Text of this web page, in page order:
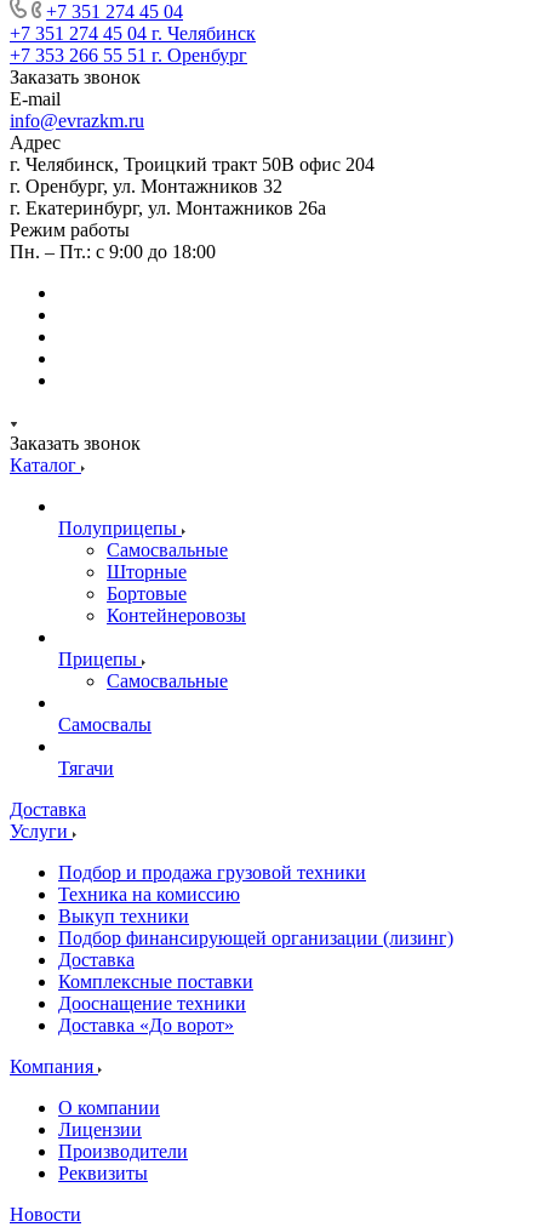
+7 351 274 45 04
+7 351 274 45 04 г. Челябинск
+7 353 266 55 51 г. Оренбург
Заказать звонок
E-mail
info@evrazkm.ru
Адрес
г. Челябинск, Троицкий тракт 50В офис 204
г. Оренбург, ул. Монтажников 32
г. Екатеринбург, ул. Монтажников 26а
Режим работы
Пн. – Пт.: с 9:00 до 18:00
Заказать звонок
Каталог
Полуприцепы
Самосвальные
Шторные
Бортовые
Контейнеровозы
Прицепы
Самосвальные
Самосвалы
Тягачи
Доставка
Услуги
Подбор и продажа грузовой техники
Техника на комиссию
Выкуп техники
Подбор финансирующей организации (лизинг)
Доставка
Комплексные поставки
Дооснащение техники
Доставка «До ворот»
Компания
О компании
Лицензии
Производители
Реквизиты
Новости